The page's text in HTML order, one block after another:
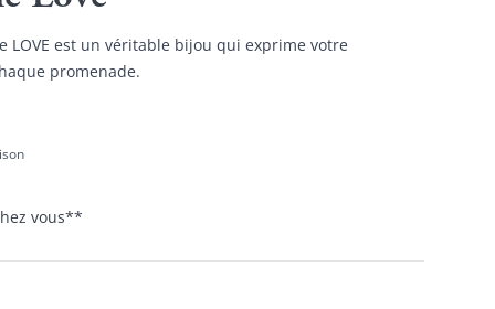
LOVE est un véritable bijou qui exprime votre
promenade.
vous**